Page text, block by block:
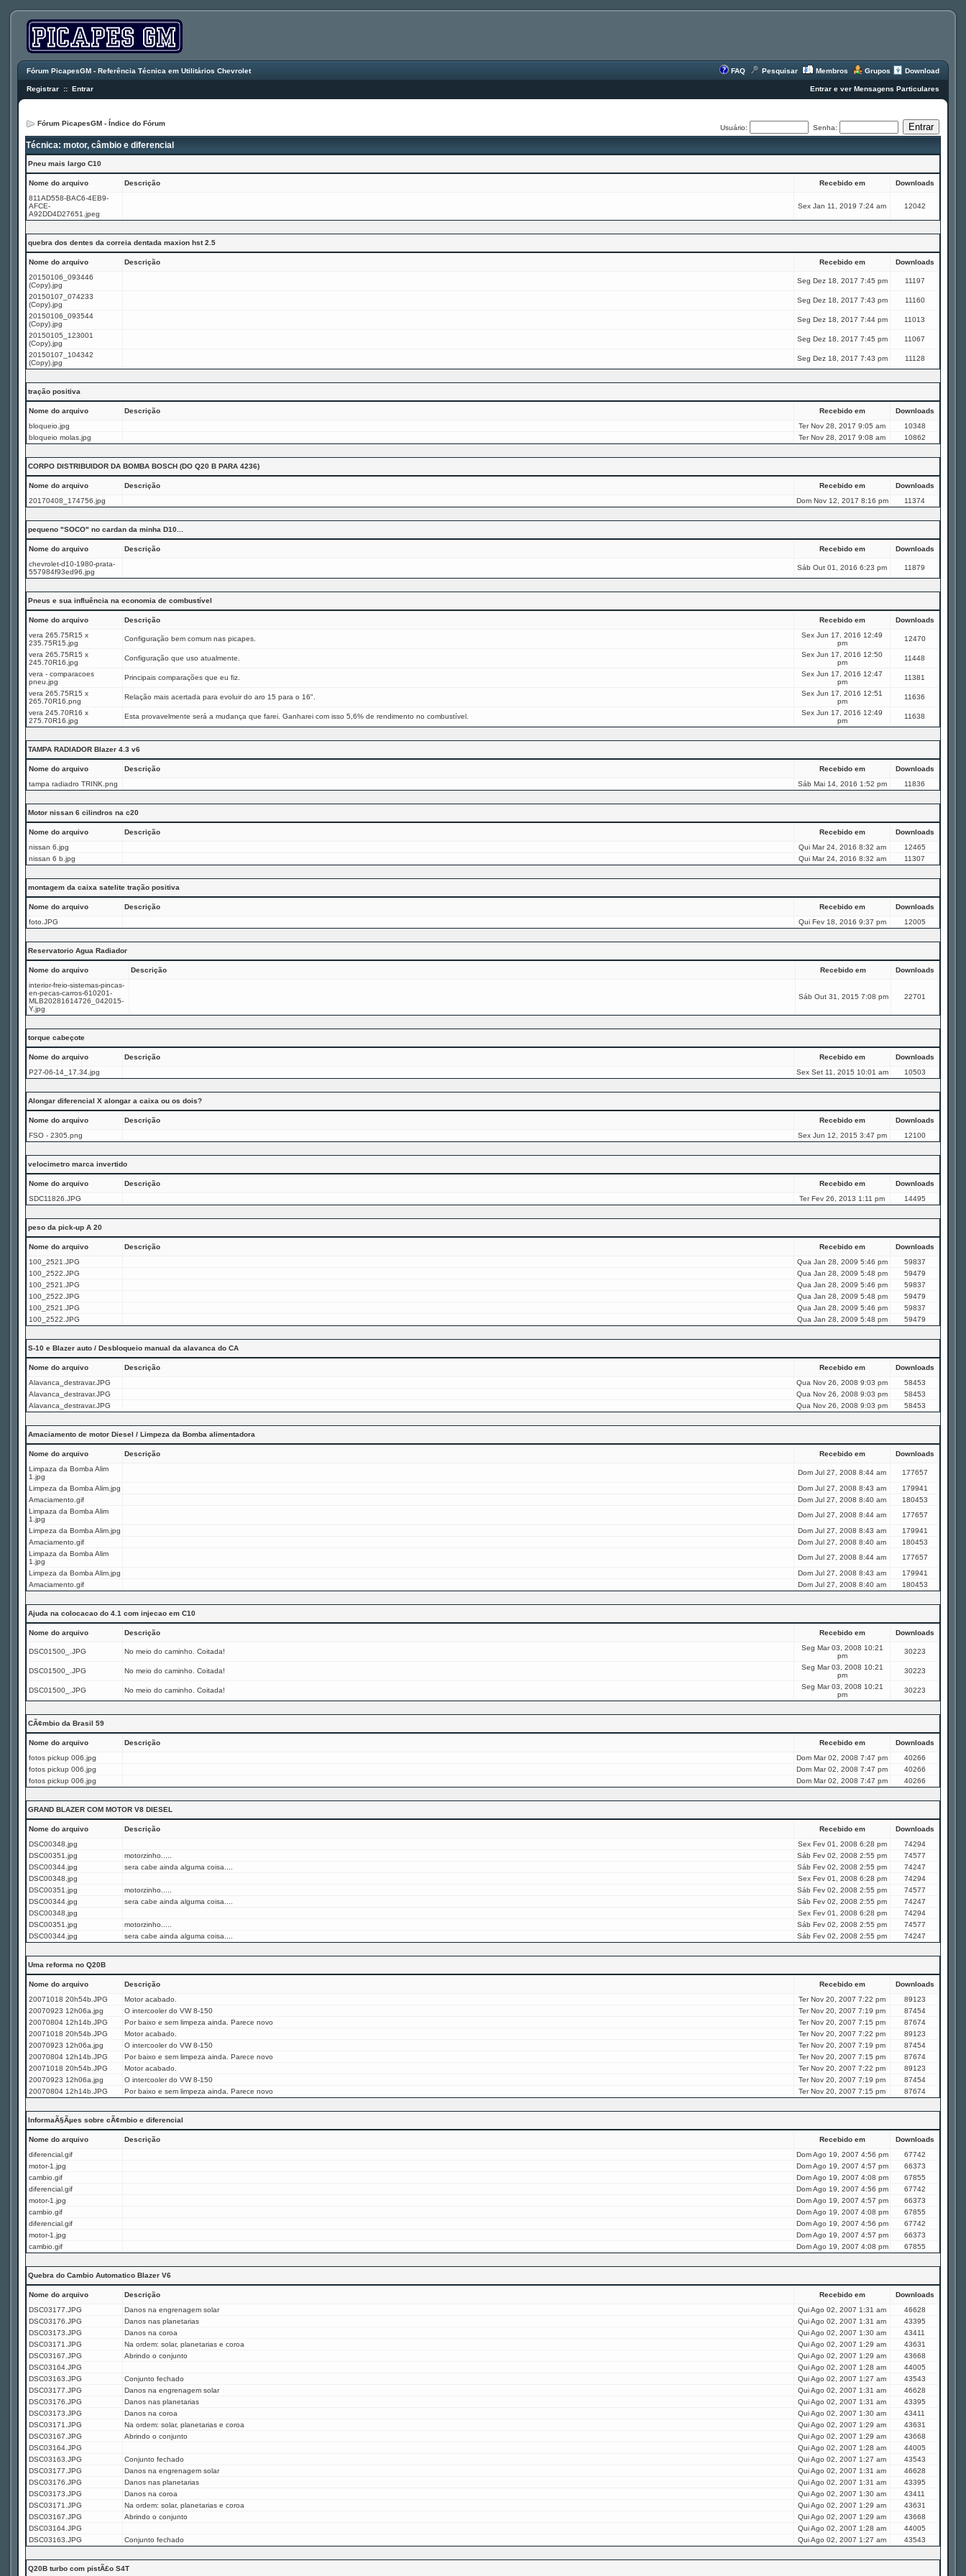
Fórum PicapesGM - Referência Técnica em Utilitários Chevrolet FAQ Pesquisar Membros Grupos Download
Registrar :: Entrar Entrar e ver Mensagens Particulares
Fórum PicapesGM - Índice do Fórum
Usuário: Senha:
Técnica: motor, câmbio e diferencial
Pneu mais largo C10
Nome do arquivo Descrição Recebido em
Downloads
811AD558-BAC6-4EB9-
AFCE-
A92DD4D27651.jpeg
Sex Jan 11, 2019 7:24 am 12042
quebra dos dentes da correia dentada maxion hst 2.5
Nome do arquivo Descrição Recebido em
Downloads
20150106_093446
(Copy).jpg
Seg Dez 18, 2017 7:45 pm
11197
20150107_074233
(Copy).jpg
Seg Dez 18, 2017 7:43 pm
11160
20150106_093544
(Copy).jpg
Seg Dez 18, 2017 7:44 pm
11013
20150105_123001
(Copy).jpg
Seg Dez 18, 2017 7:45 pm
11067
20150107_104342
(Copy).jpg
Seg Dez 18, 2017 7:43 pm 11128
tração positiva
Nome do arquivo Descrição Recebido em
Downloads
bloqueio.jpg
Ter Nov 28, 2017 9:05 am
10348
bloqueio molas.jpg
Ter Nov 28, 2017 9:08 am 10862
CORPO DISTRIBUIDOR DA BOMBA BOSCH (DO Q20 B PARA 4236)
Nome do arquivo Descrição Recebido em
Downloads
20170408_174756.jpg
Dom Nov 12, 2017 8:16 pm 11374
pequeno "SOCO" no cardan da minha D10...
Nome do arquivo Descrição Recebido em
Downloads
chevrolet-d10-1980-prata-
557984f93ed96.jpg
Sáb Out 01, 2016 6:23 pm 11879
Pneus e sua influência na economia de combustível
Nome do arquivo Descrição Recebido em
Downloads
vera 265.75R15 x
235.75R15.jpg
Configuração bem comum nas picapes.
Sex Jun 17, 2016 12:49
pm
12470
vera 265.75R15 x
245.70R16.jpg
Configuração que uso atualmente.
Sex Jun 17, 2016 12:50
pm
11448
vera - comparacoes
pneu.jpg
Principais comparações que eu fiz.
Sex Jun 17, 2016 12:47
pm
11381
vera 265.75R15 x
265.70R16.png
Relação mais acertada para evoluir do aro 15 para o 16".
Sex Jun 17, 2016 12:51
pm
11636
vera 245.70R16 x
275.70R16.jpg
Esta provavelmente será a mudança que farei. Ganharei com isso 5,6% de rendimento no combustível.
Sex Jun 17, 2016 12:49
pm
11638
TAMPA RADIADOR Blazer 4.3 v6
Nome do arquivo Descrição Recebido em
Downloads
tampa radiadro TRINK.png
Sáb Mai 14, 2016 1:52 pm 11836
Motor nissan 6 cilindros na c20
Nome do arquivo Descrição Recebido em
Downloads
nissan 6.jpg
Qui Mar 24, 2016 8:32 am
12465
nissan 6 b.jpg
Qui Mar 24, 2016 8:32 am 11307
montagem da caixa satelite tração positiva
Nome do arquivo Descrição Recebido em
Downloads
foto.JPG
Qui Fev 18, 2016 9:37 pm 12005
Reservatorio Agua Radiador
Nome do arquivo Descrição Recebido em
Downloads
interior-freio-sistemas-pincas-
en-pecas-carros-610201-
MLB20281614726_042015-
Y.jpg
Sáb Out 31, 2015 7:08 pm 22701
torque cabeçote
Nome do arquivo Descrição Recebido em
Downloads
P27-06-14_17.34.jpg
Sex Set 11, 2015 10:01 am 10503
Alongar diferencial X alongar a caixa ou os dois?
Nome do arquivo Descrição Recebido em
Downloads
FSO - 2305.png
Sex Jun 12, 2015 3:47 pm 12100
velocimetro marca invertido
Nome do arquivo Descrição Recebido em
Downloads
SDC11826.JPG
Ter Fev 26, 2013 1:11 pm 14495
peso da pick-up A 20
Nome do arquivo Descrição Recebido em
Downloads
100_2521.JPG
Qua Jan 28, 2009 5:46 pm
59837
100_2522.JPG
Qua Jan 28, 2009 5:48 pm
59479
100_2521.JPG
Qua Jan 28, 2009 5:46 pm
59837
100_2522.JPG
Qua Jan 28, 2009 5:48 pm
59479
100_2521.JPG
Qua Jan 28, 2009 5:46 pm
59837
100_2522.JPG
Qua Jan 28, 2009 5:48 pm 59479
S-10 e Blazer auto / Desbloqueio manual da alavanca do CA
Nome do arquivo Descrição Recebido em
Downloads
Alavanca_destravar.JPG
Qua Nov 26, 2008 9:03 pm
58453
Alavanca_destravar.JPG
Qua Nov 26, 2008 9:03 pm
58453
Alavanca_destravar.JPG
Qua Nov 26, 2008 9:03 pm 58453
Amaciamento de motor Diesel / Limpeza da Bomba alimentadora
Nome do arquivo Descrição Recebido em
Downloads
Limpaza da Bomba Alim
1.jpg
Dom Jul 27, 2008 8:44 am
177657
Limpeza da Bomba Alim.jpg
Dom Jul 27, 2008 8:43 am
179941
Amaciamento.gif
Dom Jul 27, 2008 8:40 am
180453
Limpaza da Bomba Alim
1.jpg
Dom Jul 27, 2008 8:44 am
177657
Limpeza da Bomba Alim.jpg
Dom Jul 27, 2008 8:43 am
179941
Amaciamento.gif
Dom Jul 27, 2008 8:40 am
180453
Limpaza da Bomba Alim
1.jpg
Dom Jul 27, 2008 8:44 am
177657
Limpeza da Bomba Alim.jpg
Dom Jul 27, 2008 8:43 am
179941
Amaciamento.gif
Dom Jul 27, 2008 8:40 am 180453
Ajuda na colocacao do 4.1 com injecao em C10
Nome do arquivo Descrição Recebido em Downloads
DSC01500_.JPG No meio do caminho. Coitada!
Seg Mar 03, 2008 10:21
pm
30223
DSC01500_.JPG No meio do caminho. Coitada!
Seg Mar 03, 2008 10:21
pm
30223
DSC01500_.JPG No meio do caminho. Coitada!
Seg Mar 03, 2008 10:21
pm
30223
CÃ¢mbio da Brasil 59
Nome do arquivo Descrição Recebido em
Downloads
fotos pickup 006.jpg
Dom Mar 02, 2008 7:47 pm
40266
fotos pickup 006.jpg
Dom Mar 02, 2008 7:47 pm
40266
fotos pickup 006.jpg
Dom Mar 02, 2008 7:47 pm 40266
GRAND BLAZER COM MOTOR V8 DIESEL
Nome do arquivo Descrição Recebido em
Downloads
DSC00348.jpg
Sex Fev 01, 2008 6:28 pm
74294
DSC00351.jpg
motorzinho..... Sáb Fev 02, 2008 2:55 pm
74577
DSC00344.jpg
sera cabe ainda alguma coisa.... Sáb Fev 02, 2008 2:55 pm
74247
DSC00348.jpg
Sex Fev 01, 2008 6:28 pm
74294
DSC00351.jpg
motorzinho..... Sáb Fev 02, 2008 2:55 pm
74577
DSC00344.jpg
sera cabe ainda alguma coisa.... Sáb Fev 02, 2008 2:55 pm
74247
DSC00348.jpg
Sex Fev 01, 2008 6:28 pm
74294
DSC00351.jpg
motorzinho..... Sáb Fev 02, 2008 2:55 pm
74577
DSC00344.jpg
sera cabe ainda alguma coisa.... Sáb Fev 02, 2008 2:55 pm 74247
Uma reforma no Q20B
Nome do arquivo Descrição Recebido em
Downloads
20071018 20h54b.JPG
Motor acabado. Ter Nov 20, 2007 7:22 pm
89123
20070923 12h06a.jpg
O intercooler do VW 8-150 Ter Nov 20, 2007 7:19 pm
87454
20070804 12h14b.JPG
Por baixo e sem limpeza ainda. Parece novo Ter Nov 20, 2007 7:15 pm
87674
20071018 20h54b.JPG
Motor acabado. Ter Nov 20, 2007 7:22 pm
89123
20070923 12h06a.jpg
O intercooler do VW 8-150 Ter Nov 20, 2007 7:19 pm
87454
20070804 12h14b.JPG
Por baixo e sem limpeza ainda. Parece novo Ter Nov 20, 2007 7:15 pm
87674
20071018 20h54b.JPG
Motor acabado. Ter Nov 20, 2007 7:22 pm
89123
20070923 12h06a.jpg
O intercooler do VW 8-150 Ter Nov 20, 2007 7:19 pm
87454
20070804 12h14b.JPG
Por baixo e sem limpeza ainda. Parece novo Ter Nov 20, 2007 7:15 pm 87674
InformaÃ§Ãµes sobre cÃ¢mbio e diferencial
Nome do arquivo Descrição Recebido em
Downloads
diferencial.gif
Dom Ago 19, 2007 4:56 pm
67742
motor-1.jpg
Dom Ago 19, 2007 4:57 pm
66373
cambio.gif
Dom Ago 19, 2007 4:08 pm
67855
diferencial.gif
Dom Ago 19, 2007 4:56 pm
67742
motor-1.jpg
Dom Ago 19, 2007 4:57 pm
66373
cambio.gif
Dom Ago 19, 2007 4:08 pm
67855
diferencial.gif
Dom Ago 19, 2007 4:56 pm
67742
motor-1.jpg
Dom Ago 19, 2007 4:57 pm
66373
cambio.gif
Dom Ago 19, 2007 4:08 pm 67855
Quebra do Cambio Automatico Blazer V6
Nome do arquivo Descrição Recebido em
Downloads
DSC03177.JPG
Danos na engrenagem solar Qui Ago 02, 2007 1:31 am
46628
DSC03176.JPG
Danos nas planetarias Qui Ago 02, 2007 1:31 am
43395
DSC03173.JPG
Danos na coroa Qui Ago 02, 2007 1:30 am
43411
DSC03171.JPG
Na ordem: solar, planetarias e coroa Qui Ago 02, 2007 1:29 am
43631
DSC03167.JPG
Abrindo o conjunto Qui Ago 02, 2007 1:29 am
43668
DSC03164.JPG
Qui Ago 02, 2007 1:28 am
44005
DSC03163.JPG
Conjunto fechado Qui Ago 02, 2007 1:27 am
43543
DSC03177.JPG
Danos na engrenagem solar Qui Ago 02, 2007 1:31 am
46628
DSC03176.JPG
Danos nas planetarias Qui Ago 02, 2007 1:31 am
43395
DSC03173.JPG
Danos na coroa Qui Ago 02, 2007 1:30 am
43411
DSC03171.JPG
Na ordem: solar, planetarias e coroa Qui Ago 02, 2007 1:29 am
43631
DSC03167.JPG
Abrindo o conjunto Qui Ago 02, 2007 1:29 am
43668
DSC03164.JPG
Qui Ago 02, 2007 1:28 am
44005
DSC03163.JPG
Conjunto fechado Qui Ago 02, 2007 1:27 am
43543
DSC03177.JPG
Danos na engrenagem solar Qui Ago 02, 2007 1:31 am
46628
DSC03176.JPG
Danos nas planetarias Qui Ago 02, 2007 1:31 am
43395
DSC03173.JPG
Danos na coroa Qui Ago 02, 2007 1:30 am
43411
DSC03171.JPG
Na ordem: solar, planetarias e coroa Qui Ago 02, 2007 1:29 am
43631
DSC03167.JPG
Abrindo o conjunto Qui Ago 02, 2007 1:29 am
43668
DSC03164.JPG
Qui Ago 02, 2007 1:28 am
44005
DSC03163.JPG
Conjunto fechado Qui Ago 02, 2007 1:27 am 43543
Q20B turbo com pistÃ£o S4T